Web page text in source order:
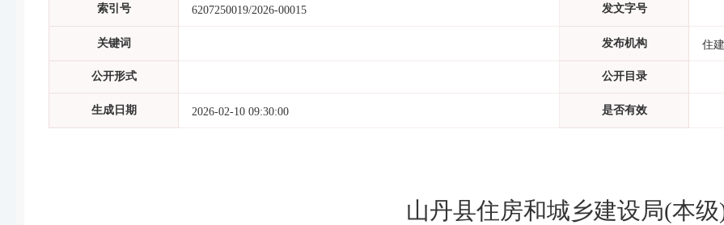
索引号 6207250019/2026-00015 发文字号
关键词 发布机构 住
公开形式 公开目录
生成日期 2026-02-10 09:30:00 是否有效
山丹县住房和城乡建设局(本级